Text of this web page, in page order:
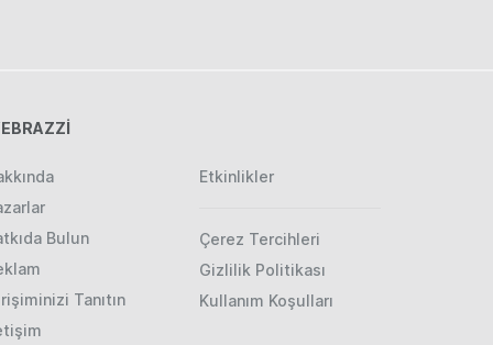
Bulun
Tanıtın
Etkinlikler
Çerez Tercihleri
Gizlilik Politikası
Kullanım Koşulları